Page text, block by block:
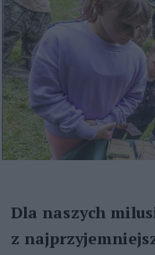
Dla naszych
z